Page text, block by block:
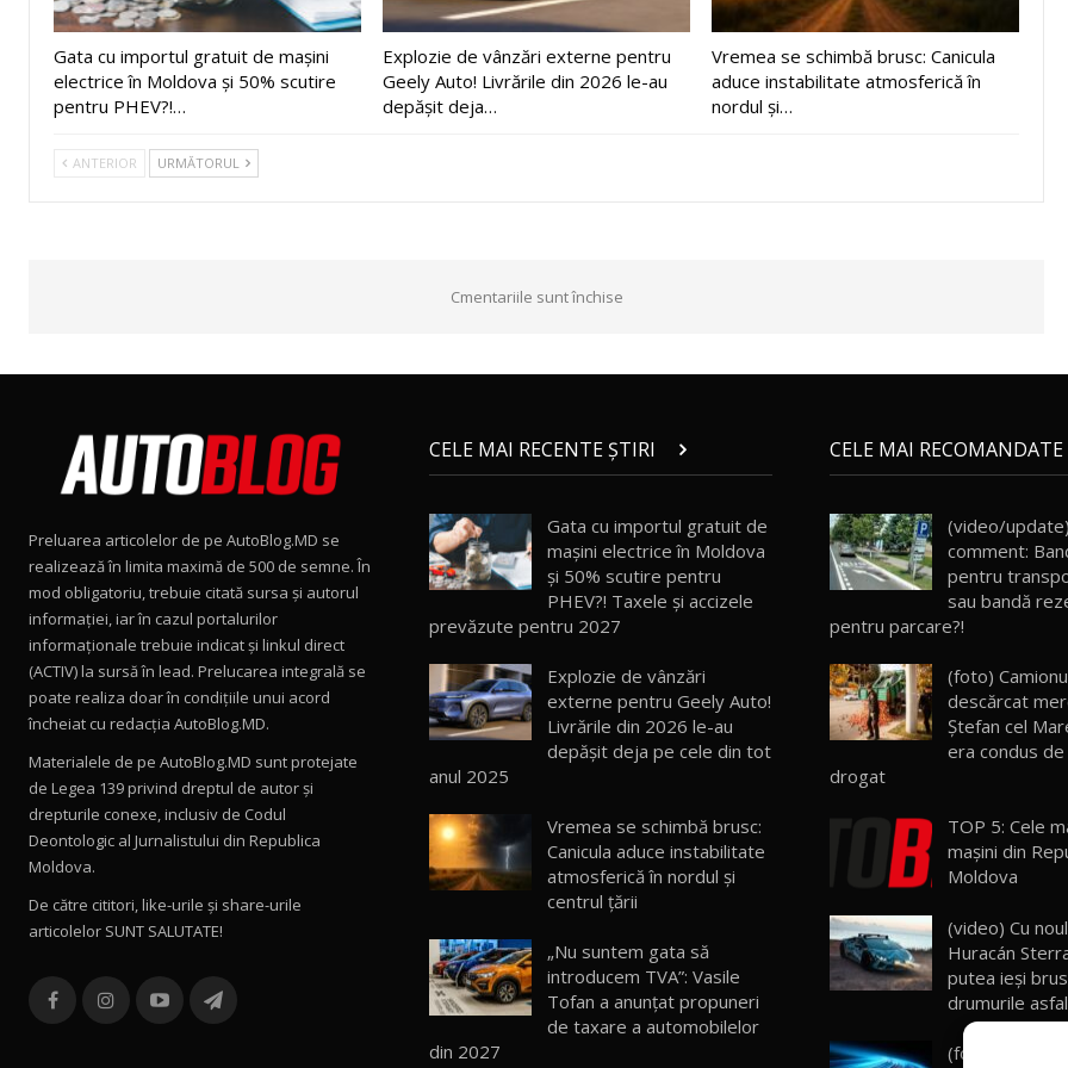
Gata cu importul gratuit de mașini
electrice în Moldova și 50% scutire
pentru PHEV?!…
Explozie de vânzări externe pentru
Geely Auto! Livrările din 2026 le-au
depășit deja…
Vremea se schimbă brusc: Canicula
aduce instabilitate atmosferică în
nordul și…
ANTERIOR URMĂTORUL
Cmentariile sunt închise
Preluarea articolelor de pe AutoBlog.MD se
realizează în limita maximă de 500 de semne. În
mod obligatoriu, trebuie citată sursa și autorul
informației, iar în cazul portalurilor
informaționale trebuie indicat și linkul direct
(ACTIV) la sursă în lead. Prelucarea integrală se
poate realiza doar în condițiile unui acord
încheiat cu redacţia AutoBlog.MD.
Materialele de pe AutoBlog.MD sunt protejate
de Legea 139 privind dreptul de autor și
drepturile conexe, inclusiv de Codul
Deontologic al Jurnalistului din Republica
Moldova.
De către cititori, like-urile şi share-urile
articolelor SUNT SALUTATE!
CELE MAI RECENTE ȘTIRI
Gata cu importul gratuit de
mașini electrice în Moldova
și 50% scutire pentru
PHEV?! Taxele și accizele
prevăzute pentru 2027
Explozie de vânzări
externe pentru Geely Auto!
Livrările din 2026 le-au
depășit deja pe cele din tot
anul 2025
Vremea se schimbă brusc:
Canicula aduce instabilitate
atmosferică în nordul și
centrul țării
„Nu suntem gata să
introducem TVA”: Vasile
Tofan a anunțat propuneri
de taxare a automobilelor
din 2027
CELE MAI RECOMANDATE
(video/
comment:
pentru
sau bandă
pentru parcare?!
(foto)
descărcat
Ştefan cel
era condus
drogat
TOP 5: Cele
mașini din
Moldova
(video) Cu
Huracán
putea ieşi
drumurile
(foto)